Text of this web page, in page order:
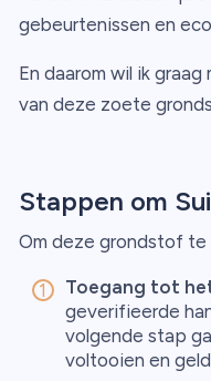
gebeurtenissen en
En daarom wil ik
van deze zoete
Stappen om
Om deze grondstof te
Toegang tot
geverifieerde
volgende stap
voltooien en